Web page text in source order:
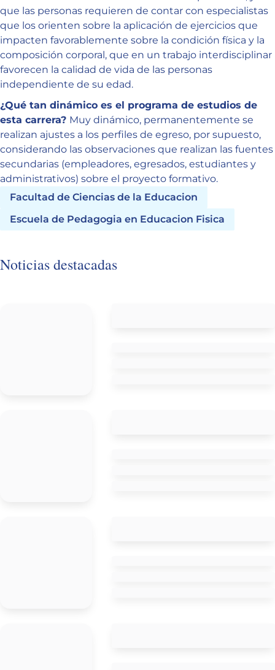
que las personas requieren de contar con especialistas
que los orienten sobre la aplicación de ejercicios que
impacten favorablemente sobre la condición física y la
composición corporal, que en un trabajo interdisciplinar
favorecen la calidad de vida de las personas
independiente de su edad.
¿Qué tan dinámico es el programa de estudios de
esta carrera? Muy dinámico, permanentemente se
realizan ajustes a los perfiles de egreso, por supuesto,
considerando las observaciones que realizan las fuentes
secundarias (empleadores, egresados, estudiantes y
administrativos) sobre el proyecto formativo.
Facultad de Ciencias de la Educacion
Escuela de Pedagogia en Educacion Fisica
Noticias destacadas